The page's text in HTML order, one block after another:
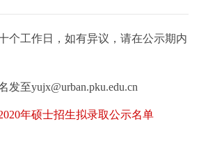
个工作日，如有异议，请在公示期内
发至yujx@urban.pku.edu.cn
年硕士招生拟录取公示名单